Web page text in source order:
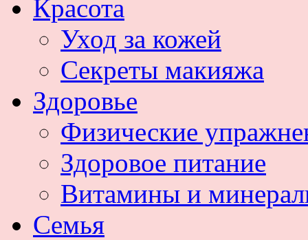
Красота
Уход за кожей
Секреты макияжа
Здоровье
Физические
Здоровое питание
Витамины и
Семья